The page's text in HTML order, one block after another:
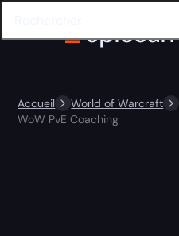
Accueil World of Warcraft
WoW PvE Coaching